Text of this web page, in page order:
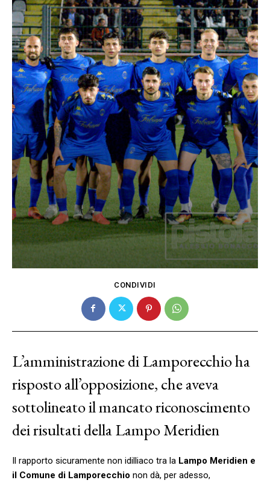
CONDIVIDI
L’amministrazione di Lamporecchio ha
risposto all’opposizione, che aveva
sottolineato il mancato riconoscimento
dei risultati della Lampo Meridien
Il rapporto sicuramente non idilliaco tra la Lampo Meridien e
il Comune di Lamporecchio non dà, per adesso,